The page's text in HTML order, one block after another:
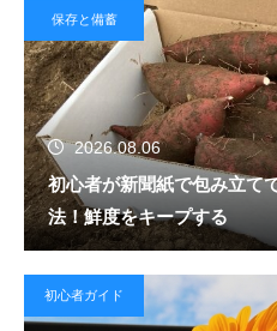
保存と備蓄
2026.08.06
初心者が新聞紙で包み立て
法！鮮度をキープする
初心者ガイド